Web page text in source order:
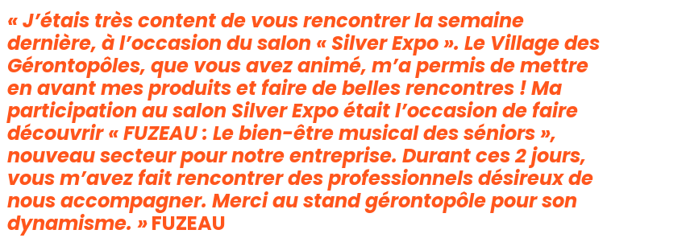
« J’étais très content de vous rencontrer la semaine
dernière, à l’occasion du salon « Silver Expo ». Le Village des
Gérontopôles, que vous avez animé, m’a permis de mettre
en avant mes produits et faire de belles rencontres ! Ma
participation au salon Silver Expo était l’occasion de faire
découvrir « FUZEAU : Le bien-être musical des séniors »,
nouveau secteur pour notre entreprise. Durant ces 2 jours,
vous m’avez fait rencontrer des professionnels désireux de
nous accompagner. Merci au stand gérontopôle pour son
dynamisme. »FUZEAU